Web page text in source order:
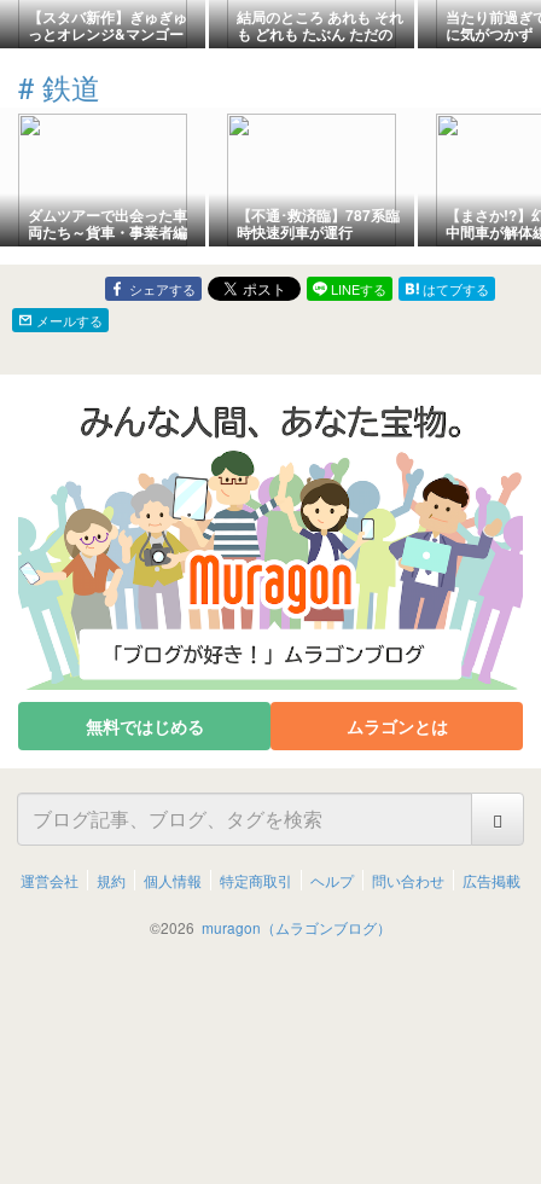
【スタバ新作】ぎゅぎゅ
っとオレンジ&マンゴー
フラペチーノ★めちゃ
に旅行記
結局のところ あれも それ
も どれも たぶん ただの
夏バテだよね
当たり前過ぎ
に気がつかず
# 鉄道
ダムツアーで出会った車
両たち～貨車・事業者編
その１８～ワム３５００
形
【不通･救済臨】787系臨
時快速列車が運行
【まさか!?】
中間車が解体
形4両解体完
シェアする LINEする
はてブする
メールする
無料ではじめる ムラゴンとは
運営会社 規約 個人情報 特定商取引 ヘルプ 問い合わせ 広告掲載
©2026 muragon（ムラゴンブログ）